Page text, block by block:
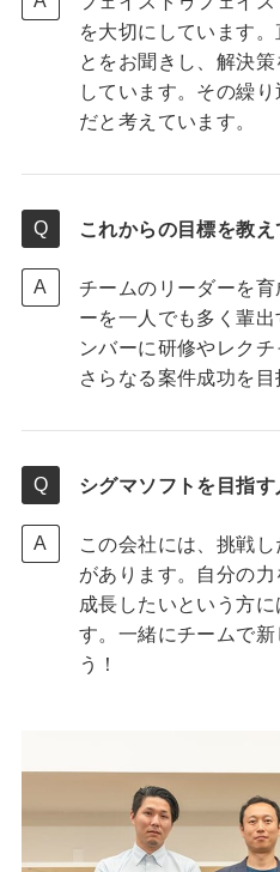
を大切にしています
とをお聞きし、解決
しています。その繰
だと考えています。
これからの目標を教え
チームのリーダーを
ーを一人でも多く輩
ンバーに研修やレク
さらなる案件成功を目
シグマソフトを目指
この会社には、挑戦
があります。自分の
成長したいという方
す。一緒にチームで
う！